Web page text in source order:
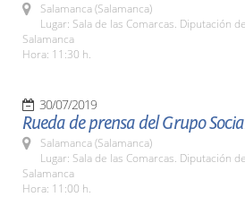
Salamanca (Salamanca)
Lugar: Sala de las Comarcas. Diputación de
Salamanca
Hora: 11:30 h.
30/07/2019
Rueda de prensa del Grupo
Salamanca (Salamanca)
Lugar: Sala de las Comarcas. Diputación de
Salamanca
Hora: 11:00 h.